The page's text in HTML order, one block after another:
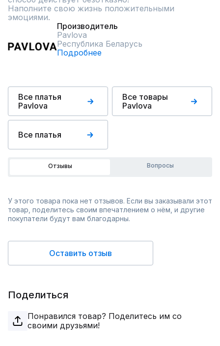
Наполните свою жизнь положительными
эмоциями.
Производитель
Pavlova
Республика Беларусь
Подробнее
Все платья
Pavlova
Все товары
Pavlova
Все платья
Отзывы Вопросы
У этого товара пока нет отзывов. Если вы заказывали этот
товар, поделитесь своим впечатлением о нём, и другие
покупатели будут вам благодарны.
Оставить отзыв
Поделиться
Понравился товар? Поделитесь им со
своими друзьями!